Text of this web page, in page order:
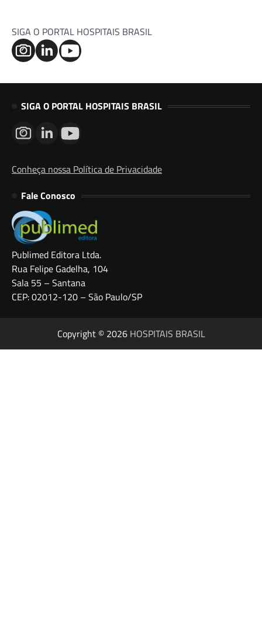
SIGA O PORTAL HOSPITAIS BRASIL
SIGA O PORTAL HOSPITAIS BRASIL
Conheça nossa Política de Privacidade
Fale Conosco
Publimed Editora Ltda.
Rua Felipe Gadelha, 104
Sala 55 – Santana
CEP: 02012-120 – São Paulo/SP
Copyright © 2026 HOSPITAIS BRASIL